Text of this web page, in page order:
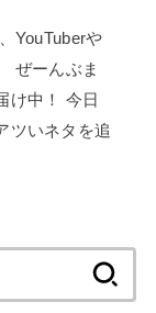
YouTuberや
ぜーんぶま
け中！ 今日
ツいネタを追